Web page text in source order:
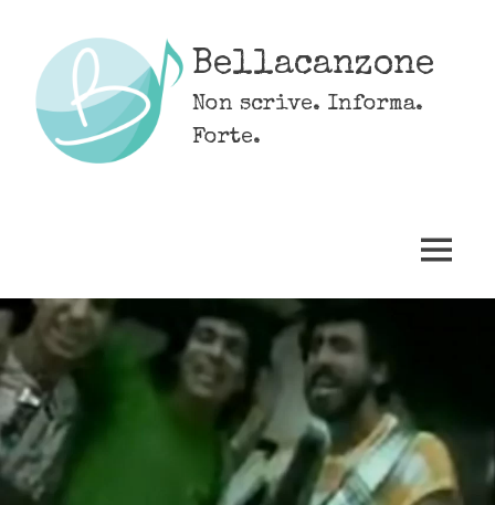
content
Bellacanzone
Non scrive. Informa.
Forte.
MENU